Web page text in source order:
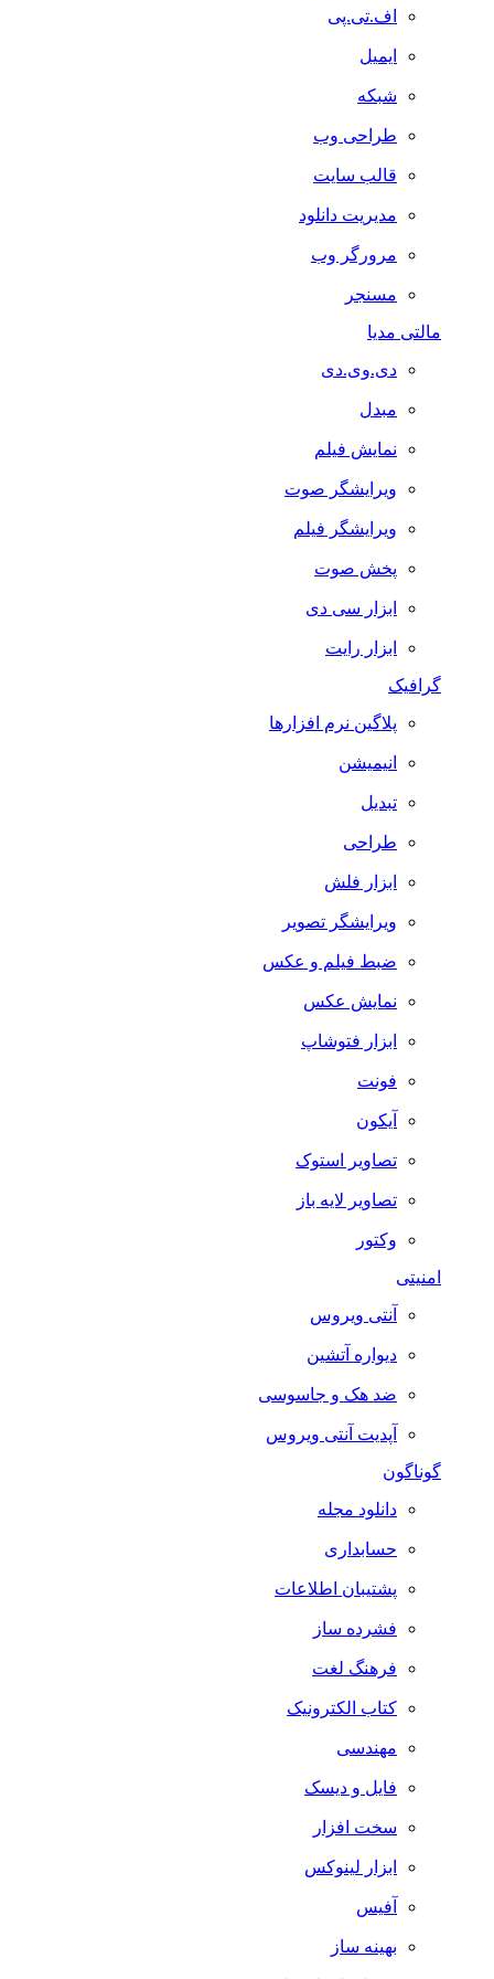
اف.تی.پی
ایمیل
شبکه
طراحی وب
قالب سایت
مدیریت دانلود
مرورگر وب
مسنجر
مالتی مدیا
دی.وی.دی
مبدل
نمایش فیلم
ویرایشگر صوت
ویرایشگر فیلم
پخش صوت
ابزار سی دی
ابزار رایت
گرافیک
پلاگین نرم افزارها
انیمیشن
تبدیل
طراحی
ابزار فلش
ویرایشگر تصویر
ضبط فيلم و عكس
نمایش عکس
ابزار فتوشاپ
فونت
آیکون
تصاویر استوک
تصاویر لایه باز
وکتور
آنتی ویروس
دیواره آتشین
ضد هک و جاسوسی
آپدیت آنتی ویروس
گوناگون
دانلود مجله
حسابداری
پشتیبان اطلاعات
فشرده ساز
فرهنگ لغت
کتاب الکترونیک
مهندسی
فایل و دیسک
سخت افزار
ابزار لینوکس
آفیس
بهینه ساز